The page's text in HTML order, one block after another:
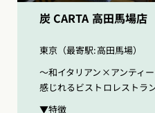
炭 CARTA 高田馬場店
東京（最寄駅:高田馬場）
〜和イタリアン×アンティ
感じれるビストロレストラ
▼特徴